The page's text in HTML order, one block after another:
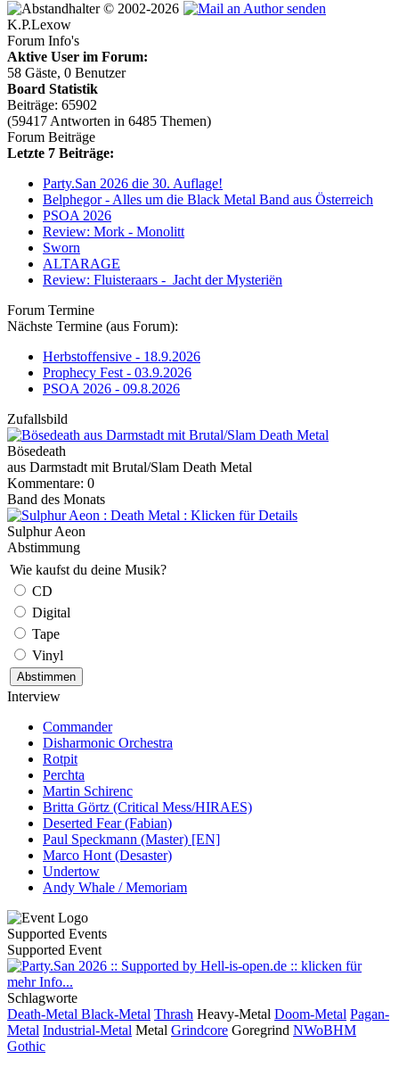
© 2002-2026
K.P.Lexow
Forum Info's
Aktive User im Forum:
58 Gäste, 0 Benutzer
Board Statistik
Beiträge: 65902
(59417 Antworten in 6485 Themen)
Forum Beiträge
Letzte 7 Beiträge:
Party.San 2026 die 30. Auflage!
Belphegor - Alles um die Black Metal Band aus Österreich
PSOA 2026
Review: Mork - Monolitt
Sworn
ALTARAGE
Review: Fluisteraars - Jacht der Mysteriën
Forum Termine
Nächste Termine (aus Forum):
Herbstoffensive - 18.9.2026
Prophecy Fest - 03.9.2026
PSOA 2026 - 09.8.2026
Zufallsbild
Bösedeath
aus Darmstadt mit Brutal/Slam Death Metal
Kommentare: 0
Band des Monats
Sulphur Aeon
Abstimmung
Wie kaufst du deine Musik?
CD
Digital
Tape
Vinyl
Interview
Commander
Disharmonic Orchestra
Rotpit
Perchta
Martin Schirenc
Britta Görtz (Critical Mess/HIRAES)
Deserted Fear (Fabian)
Paul Speckmann (Master) [EN]
Marco Hont (Desaster)
Undertow
Andy Whale / Memoriam
Supported Events
Supported Event
Schlagworte
Death-Metal Black-Metal Thrash Heavy-Metal Doom-Metal Pagan-
Metal Industrial-Metal Metal Grindcore Goregrind NWoBHM
Gothic